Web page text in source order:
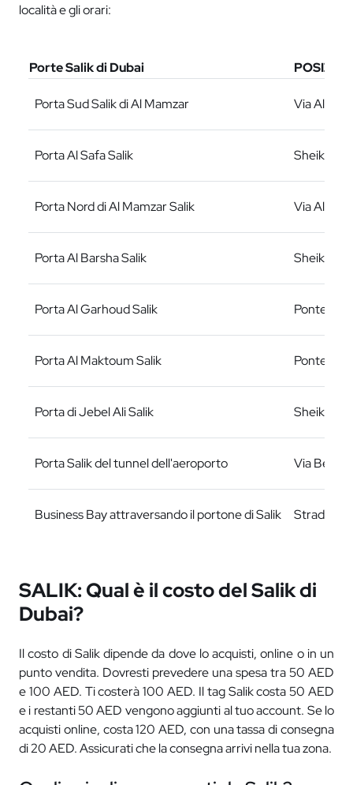
località e gli orari:
Porte Salik di Dubai
Porta Sud Salik di Al Mamzar Via Al
Porta Al Safa Salik Sheikh
Porta Nord di Al Mamzar Salik Via Al
Porta Al Barsha Salik Sheikh
Porta Al Garhoud Salik Ponte Al
Porta Al Maktoum Salik Ponte Al
Porta di Jebel Ali Salik Sheikh
Porta Salik del tunnel dell'aeroporto Via Beirut
Business Bay attraversando il portone di Salik Strada Al
SALIK: Qual è il costo del Salik di
Dubai?
Il costo di Salik dipende da dove lo acquisti, online o in un
punto vendita. Dovresti prevedere una spesa tra 50 AED
e 100 AED. Ti costerà 100 AED. Il tag Salik costa 50 AED
e i restanti 50 AED vengono aggiunti al tuo account. Se lo
acquisti online, costa 120 AED, con una tassa di consegna
di 20 AED. Assicurati che la consegna arrivi nella tua zona.